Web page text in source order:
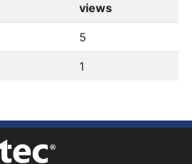
views
5
1